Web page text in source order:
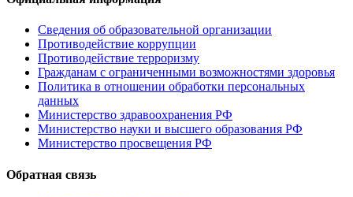
Сведения об образовательной организации
Противодействие коррупции
Противодействие терроризму
Гражданам с ограниченными возможностями здоровья
Политика в отношении обработки персональных
данных
Министерство здравоохранения РФ
Министерство науки и высшего образования РФ
Министерство просвещения РФ
Обратная связь